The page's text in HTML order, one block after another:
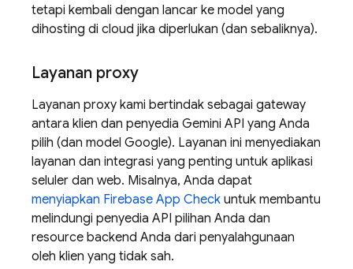
tetapi kembali dengan lancar ke model yang
dihosting di cloud jika diperlukan (dan sebaliknya).
Layanan proxy
Layanan proxy kami bertindak sebagai gateway
antara klien dan penyedia Gemini API yang Anda
pilih (dan model Google). Layanan ini menyediakan
layanan dan integrasi yang penting untuk aplikasi
seluler dan web. Misalnya, Anda dapat
menyiapkan Firebase App Check untuk membantu
melindungi penyedia API pilihan Anda dan
resource backend Anda dari penyalahgunaan
oleh klien yang tidak sah.